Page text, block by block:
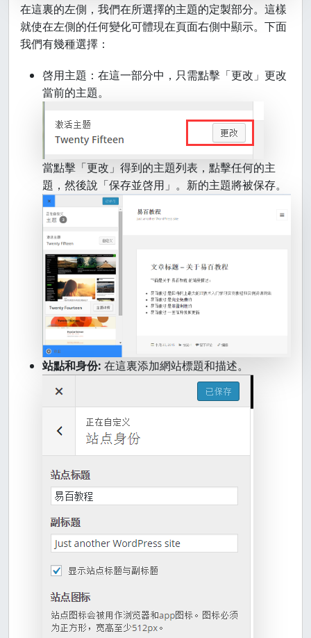
在這裏的左側，我們在所選擇的主題的定製部分。這樣
就使在左側的任何變化可體現在頁面右側中顯示。下面
我們有幾種選擇：
啓用主題：在這一部分中，只需點擊「更改」更改
當前的主題。
當點擊「更改」得到的主題列表，點擊任何的主
題，然後說「保存並啓用」。新的主題將被保存。
站點和身份: 在這裏添加網站標題和描述。